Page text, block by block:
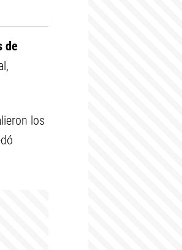
de
los